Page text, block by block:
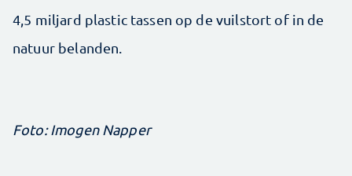
4,5 miljard plastic tassen op de vuilstort of in de
natuur belanden.
Foto: Imogen Napper